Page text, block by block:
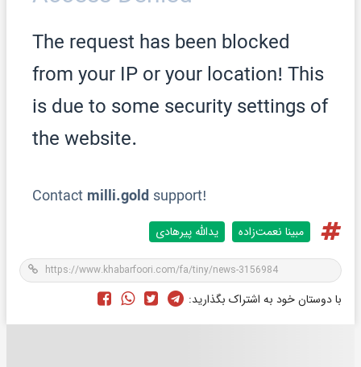
مبینا نعمت‌زاده یدالله پیرهادی
با دوستان خود به اشتراک بگذارید: